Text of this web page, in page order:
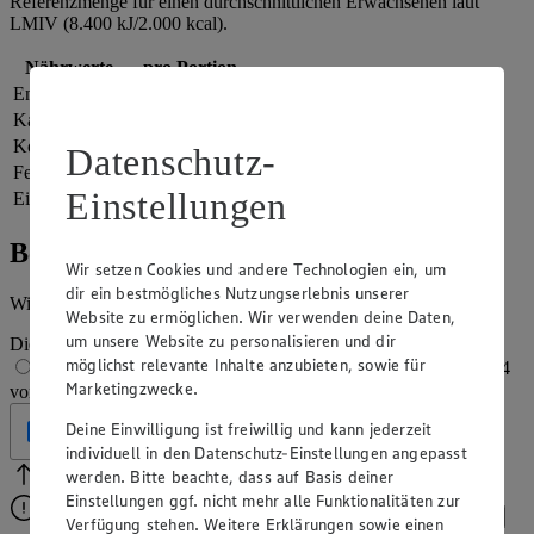
LMIV (8.400 kJ/2.000 kcal).
Nährwerte
pro Portion
Energie
Kalorien
Kohlenhydrate
Fett
16 g
Eiweiß
5 g
Bewertung
Wie hat es dir geschmeckt?
Die Bewertung wird automatisch gespeichert
1 von 5 Sternen
2 von 5 Sternen 3 von 5 Sternen
4
von 5 Sternen
5 von 5 Sternen
Geprüft
Bitte Pfeile benutzen
Vielen Dank für deine Bewertung.
Bitte wähle eine Bewertung aus, um fortzufahren.
Datenschutz-
Einstellungen
Wir setzen Cookies und andere Technologien ein, um
dir ein bestmögliches Nutzungserlebnis unserer
Website zu ermöglichen. Wir verwenden deine Daten,
um unsere Website zu personalisieren und dir
möglichst relevante Inhalte anzubieten, sowie für
Marketingzwecke.
Deine Einwilligung ist freiwillig und kann jederzeit
individuell in den Datenschutz-Einstellungen angepasst
werden. Bitte beachte, dass auf Basis deiner
Einstellungen ggf. nicht mehr alle Funktionalitäten zur
Verfügung stehen. Weitere Erklärungen sowie einen